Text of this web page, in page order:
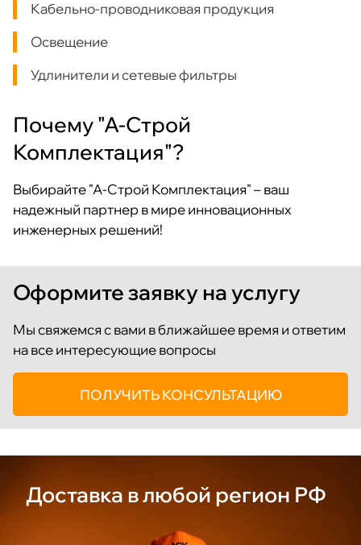
Доставка в любой регион РФ
Кабельно-проводниковая продукция
Освещение
Удлинители и сетевые фильтры
Почему "А-Строй
Комплектация"?
Выбирайте "А-Строй Комплектация" – ваш
надежный партнер в мире инновационных
инженерных решений!
Оформите заявку на услугу
Мы свяжемся с вами в ближайшее время и ответим
на все интересующие вопросы
ПОЛУЧИТЬ КОНСУЛЬТАЦИЮ